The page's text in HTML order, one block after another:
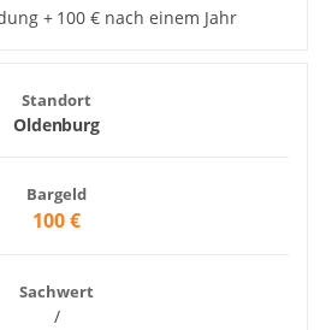
+ 100 € nach einem Jahr
Standort
Oldenburg
Bargeld
100 €
Sachwert
/